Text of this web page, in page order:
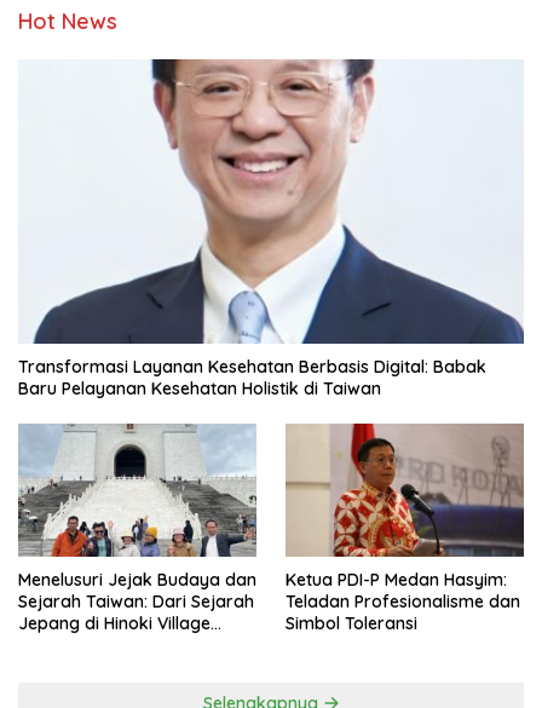
Hot News
Transformasi Layanan Kesehatan Berbasis Digital: Babak
Baru Pelayanan Kesehatan Holistik di Taiwan
Menelusuri Jejak Budaya dan
Sejarah Taiwan: Dari Sejarah
Jepang di Hinoki Village
Ketua PDI-P Medan Hasyim:
Teladan Profesionalisme dan
Simbol Toleransi
Selengkapnya